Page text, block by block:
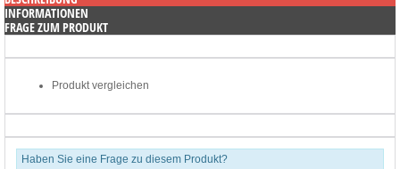
INFORMATIONEN
FRAGE ZUM PRODUKT
Produkt vergleichen
Haben Sie eine Frage zu diesem Produkt?